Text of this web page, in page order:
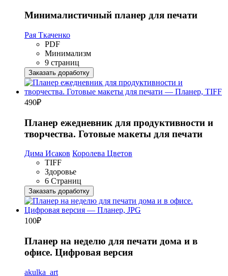
Минималистичный планер для печати
Рая Ткаченко
PDF
Минимализм
9 страниц
Заказать доработку
490₽
Планер ежедневник для продуктивности и
творчества. Готовые макеты для печати
Дима Исаков Королева Цветов
TIFF
Здоровье
6 Страниц
Заказать доработку
100₽
Планер на неделю для печати дома и в
офисе. Цифровая версия
akulka_art